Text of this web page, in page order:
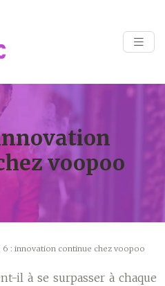
voopoo
6 : innovation continue chez voopoo
il à se surpasser à chaque